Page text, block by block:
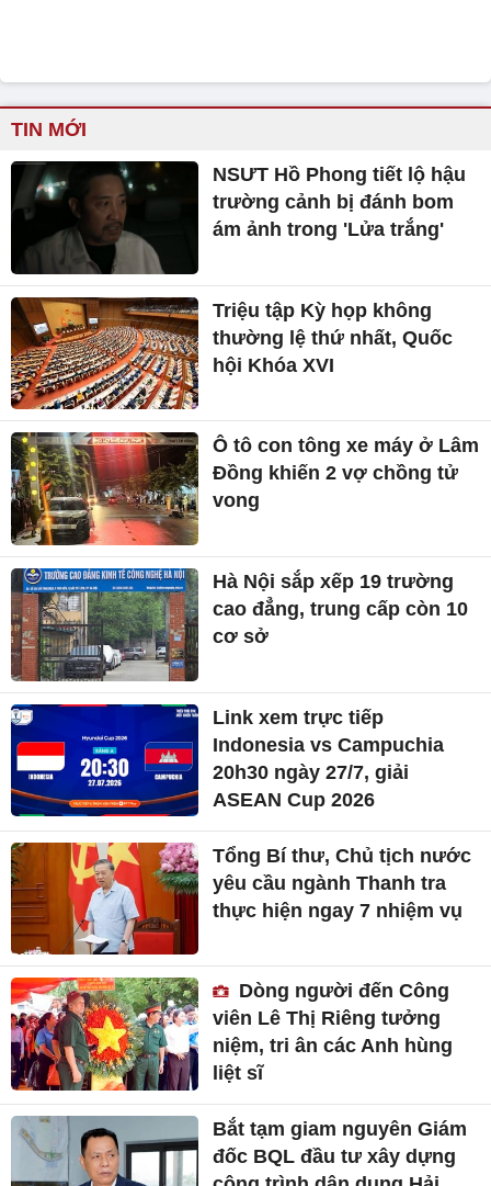
TIN MỚI
NSƯT Hồ Phong tiết lộ hậu
trường cảnh bị đánh bom
ám ảnh trong 'Lửa trắng'
Triệu tập Kỳ họp không
thường lệ thứ nhất, Quốc
hội Khóa XVI
Ô tô con tông xe máy ở Lâm
Đồng khiến 2 vợ chồng tử
vong
Hà Nội sắp xếp 19 trường
cao đẳng, trung cấp còn 10
cơ sở
Link xem trực tiếp
Indonesia vs Campuchia
20h30 ngày 27/7, giải
ASEAN Cup 2026
Tổng Bí thư, Chủ tịch nước
yêu cầu ngành Thanh tra
thực hiện ngay 7 nhiệm vụ
Dòng người đến Công
viên Lê Thị Riêng tưởng
niệm, tri ân các Anh hùng
liệt sĩ
Bắt tạm giam nguyên Giám
đốc BQL đầu tư xây dựng